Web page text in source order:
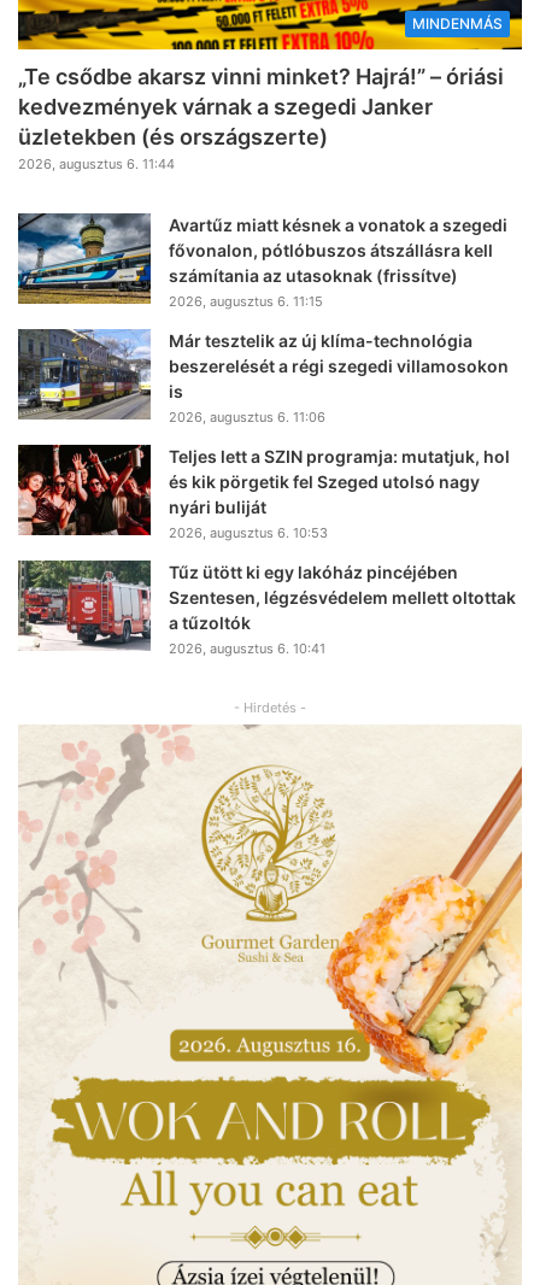
MINDENMÁS
„Te csődbe akarsz vinni minket? Hajrá!” – óriási
kedvezmények várnak a szegedi Janker
üzletekben (és országszerte)
2026, augusztus 6. 11:44
Avartűz miatt késnek a vonatok a szegedi
fővonalon, pótlóbuszos átszállásra kell
számítania az utasoknak (frissítve)
2026, augusztus 6. 11:15
Már tesztelik az új klíma-technológia
beszerelését a régi szegedi villamosokon
is
2026, augusztus 6. 11:06
Teljes lett a SZIN programja: mutatjuk, hol
és kik pörgetik fel Szeged utolsó nagy
nyári buliját
2026, augusztus 6. 10:53
Tűz ütött ki egy lakóház pincéjében
Szentesen, légzésvédelem mellett oltottak
a tűzoltók
2026, augusztus 6. 10:41
- Hirdetés -